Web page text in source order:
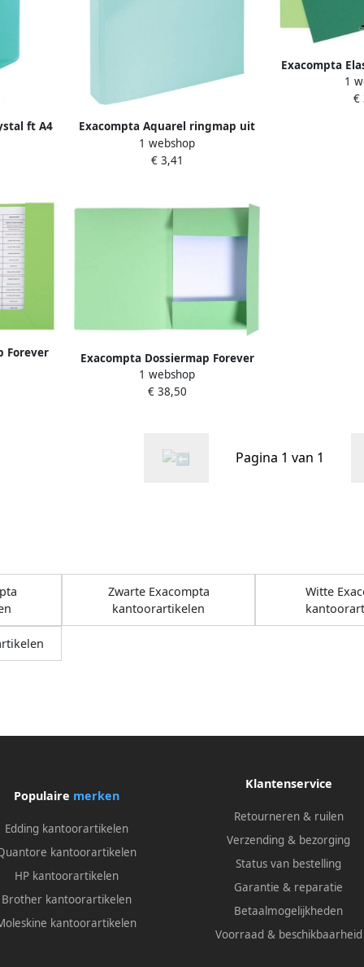
ft A4
Exacompta Aquarel ringmap uit
gecoat karton ft A4 met 2 D
ringen rug van 4 cm pastelgroen
1 webshop
€ 3,41
Exacompta
3 kleppen1
€
Forever
Exacompta Dossiermap Forever
A4 3 kleppen 280gr groen
1 webshop
€ 38,50
Pagina 1 van 1
Zwarte Exacompta
kantoorartikelen
Witte
Populaire merken
Edding kantoorartikelen
kantoorartikelen
HP kantoorartikelen
Brother kantoorartikelen
kantoorartikelen
Klantenservice
Retourneren & ruilen
Verzending & bezorging
Status van bestelling
Garantie & reparatie
Betaalmogelijkheden
Voorraad & beschikbaarheid